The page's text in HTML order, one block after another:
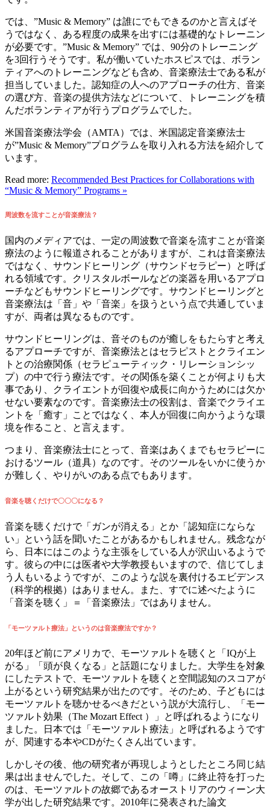
では、”Music & Memory” は誰にでもできるのかと言えばそ
うではなく、ある程度の成果を出すには基礎的なトレーニン
が必要です。”Music & Memory” では、 90分のトレーニング
を3回行うそうです。私が働いていたホスピスでは、ボラン
ティアへのトレーニングなども含め、音楽療法士である私が
担当していました。認知症の人へのアプローチの仕方、音楽
の選び方、音楽の提供方法などについて、トレーニングを積
んだボランティアが行うプログラムでした。
米国音楽療法学会（AMTA）では、米国認定音楽療法士
が”Music & Memory”プログラムを取り入れる方法を紹介して
います。
Read more: Recommended Best Practices for Collaborations with
“Music & Memory” Programs »
周波数を流すことが音楽療法？
国内のメディアでは、一定の周波数で音楽を流すことが音楽
療法のように報道されることがありますが、これは音楽療法
ではなく、サウンドヒーリング（サウンドセラピー）と呼ば
れる領域です。クリスタルボールなどの楽器を用いるアプロ
ーチなどもサウンドヒーリングです。サウンドヒーリングと
音楽療法は「音」や「音楽」を扱うという点で共通していま
すが、両者は異なるものです。
サウンドヒーリングは、音そのものが癒しをもたらすと考え
るアプローチですが、音楽療法とはセラピストとクライエン
トとの治療関係（セラピューティック・リレーションシッ
プ）の中で行う療法です。その関係を築くことが何よりも大
事であり、クライエントが回復や成長に向かうためには欠か
せない要素なのです。音楽療法士の役割は、音楽でクライエ
ントを「癒す」ことではなく、本人が回復に向かうような環
境を作ること、と言えます。
つまり、音楽療法士にとって、音楽はあくまでもセラピーに
おけるツール（道具）なのです。そのツールをいかに使うか
が難しく、やりがいのある点でもあります。
音楽を聴くだけで〇〇〇になる？
音楽を聴くだけで「ガンが消える」とか「認知症にならな
い」という話を聞いたことがあるかもしれません。残念なが
ら、日本にはこのような主張をしている人が沢山いるようで
す。彼らの中には医者や大学教授もいますので、信じてしま
う人もいるようですが、このような説を裏付けるエビデンス
（科学的根拠）はありません。また、すでに述べたように
「音楽を聴く」＝「音楽療法」ではありません。
「モーツァルト療法」というのは音楽療法ですか？
20年ほど前にアメリカで、モーツァルトを聴くと「IQが上
がる」「頭が良くなる」と話題になりました。大学生を対象
にしたテストで、モーツァルトを聴くと空間認知のスコアが
上がるという研究結果が出たのです。そのため、子どもには
モーツァルトを聴かせるべきだという説が大流行し、「モー
ツァルト効果（The Mozart Effect ）」と呼ばれるようになり
ました。日本では「モーツァルト療法」と呼ばれるようです
が、関連する本やCDがたくさん出ています。
しかしその後、他の研究者が再現しようとしたところ同じ結
果は出ませんでした。そして、この「噂」に終止符を打った
のは、モーツァルトの故郷であるオーストリアのウィーン大
学が出した研究結果です。2010年に発表された論文